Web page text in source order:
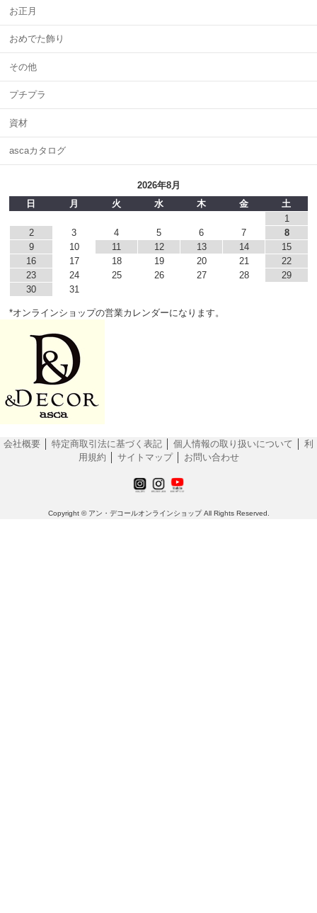
お正月
おめでた飾り
その他
プチプラ
資材
ascaカタログ
2026年8月
日
月 火 水 木 金
土
1
2
3 4 5 6 7
8
9
10 11 12 13 14
15
16
17 18 19 20 21
22
23
24 25 26 27 28
29
30
31
*オンラインショップの営業カレンダーになります。
会社概要 特定商取引法に基づく表記 個人情報の取り扱いについて
利
用規約
サイトマップ│ お問い合わせ
Copyright © アン・デコールオンラインショップ All Rights Reserved.